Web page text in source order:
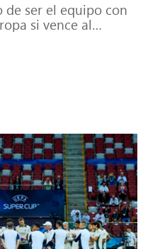
de ser el equipo con
si vence al